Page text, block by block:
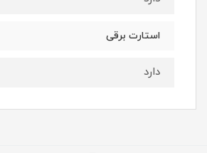
استارت برقی
دارد